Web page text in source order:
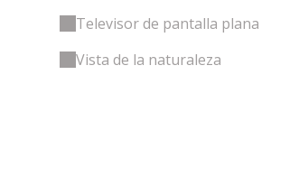
Televisor de pantalla plana
Vista de la naturaleza